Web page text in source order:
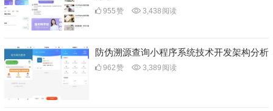
955赞 3,438 阅读
防伪溯源查询小程序系统技术开发架构分析
962赞 3,389 阅读